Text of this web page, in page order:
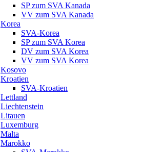
SP zum SVA Kanada
VV zum SVA Kanada
Korea
SVA-Korea
SP zum SVA Korea
DV zum SVA Korea
VV zum SVA Korea
Kosovo
Kroatien
SVA-Kroatien
Lettland
Liechtenstein
Litauen
Luxemburg
Malta
Marokko